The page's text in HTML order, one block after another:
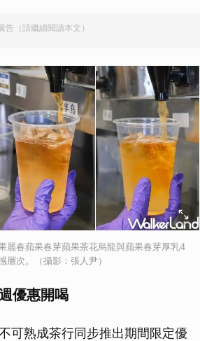
告（請繼續閱讀本文）
麗春蘋果春芽蘋果茶花烏龍與蘋果春芽厚乳4
層次。（攝影：張人尹）
優惠開喝
可熟成茶行同步推出期間限定優